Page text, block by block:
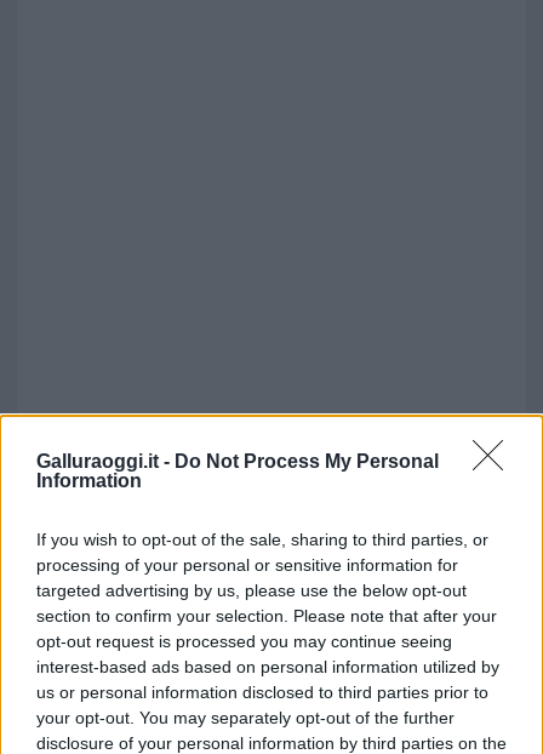
Galluraoggi.it - Do Not Process My Personal
Information
If you wish to opt-out of the sale, sharing to third parties, or
processing of your personal or sensitive information for
targeted advertising by us, please use the below opt-out
section to confirm your selection. Please note that after your
opt-out request is processed you may continue seeing
interest-based ads based on personal information utilized by
us or personal information disclosed to third parties prior to
your opt-out. You may separately opt-out of the further
disclosure of your personal information by third parties on the
Vuoi rimuovere le pubblicità nazionali?
cliccandoqui
Sei già abbonato?
Puoi effettuare l'accesso andando nella
sezioneLogindal menù del sito o
cliccandoqui